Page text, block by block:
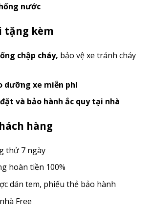
nước
tặng kèm
chập cháy, bảo vệ xe tránh cháy
dưỡng xe miễn phí
và bảo hành ắc quy tại nhà
hàng
thử 7 ngày
hoàn tiền 100%
dán tem, phiếu thẻ bảo hành
Free